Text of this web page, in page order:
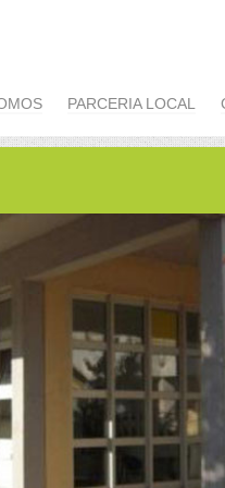
PARCERIA LOCAL